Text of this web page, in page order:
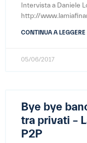
Intervista a Daniele
http://
CONTINUA A LEGGERE
05/06/2017
Bye bye
tra privati –
P2P